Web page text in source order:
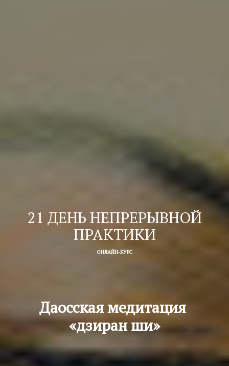
21 ДЕНЬ НЕПРЕРЫВНОЙ
ПРАКТИКИ
ОНЛАЙН-КУРС
Даосская медитация
«дзиран ши»